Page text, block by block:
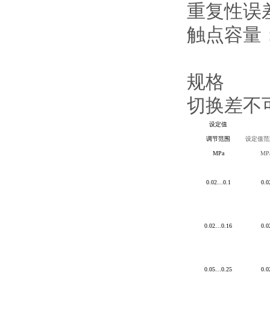
重复性误
触点容
规格
切换差不
设定值
调节范围
MPa
设定值
0.02…0.1
0.02 …0.16
0.05 …0.25